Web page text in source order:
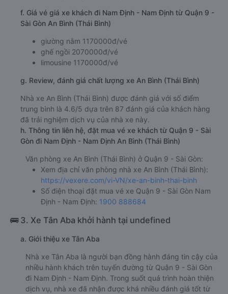
f. Giá vé giá xe khách đi Nam Định - Nam Định từ Quận 9 -
Sài Gòn An Bình (Thái Bình)
giường nằm 1170000đ/vé
ghế ngồi 2070000đ/vé
limousine 1170000đ/vé
g. Review, đánh giá chất lượng xe An Bình (Thái Bình)
Nhà xe An Bình (Thái Bình) được đánh giá với số điểm
trung bình là 4.6/5 dựa trên 87 đánh giá của khách hàng
đã trải nghiệm dịch vụ của nhà xe này.
h. Thông tin liên hệ, đặt mua vé xe khách từ Quận 9 - Sài
Gòn đi Nam Định - Nam Định An Bình (Thái Bình)
Văn phòng xe An Bình (Thái Bình) ở Quận 9 - Sài Gòn:
Xem địa chỉ văn phòng nhà xe An Bình (Thái Bình):
https://vexere.com/vi-VN/xe-an-binh-thai-binh
Số điện thoại đặt mua vé xe Quận 9 - Sài Gòn Nam
Định - Nam Định: 1900 888684
🚌 3. Xe Tân Aba khởi hành tại undefined
a. Giới thiệu xe Tân Aba
Nhà xe Tân Aba là người bạn đồng hành đáng tin cậy của
nhiều hành khách trên tuyến đường từ Quận 9 - Sài Gòn
đi Nam Định - Nam Định. Trong suốt quá trình hoàn thiện
dịch vụ, nhà xe đã nhận được khá nhiều đánh giá tốt từ